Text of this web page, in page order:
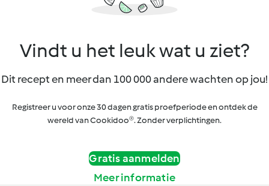
Vindt u het leuk wat u ziet?
Dit recept en meer dan 100 000 andere wachten op jou!
Registreer u voor onze 30 dagen gratis proefperiode en ontdek de
wereld van Cookidoo®. Zonder verplichtingen.
Gratis aanmelden
Meer informatie